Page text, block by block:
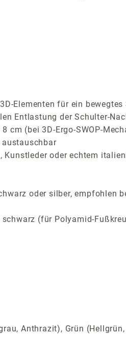
Elementen für ein
Entlastung der Schulter-
cm (bei 3D-Ergo-SWOP-
oder echtem
oder silber, empfohlen
(für Polyamid-
Anthrazit), Grün